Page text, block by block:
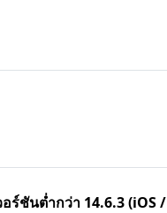
ร์ชันต่ำกว่า 14.6.3 (iOS /